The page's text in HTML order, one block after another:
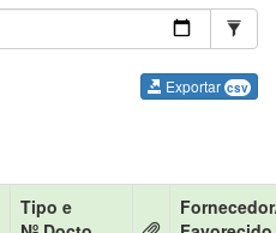
Exportar csv
Tipo e